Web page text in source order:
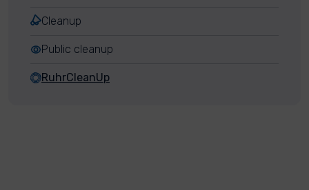
Cleanup
Public cleanup
RuhrCleanUp